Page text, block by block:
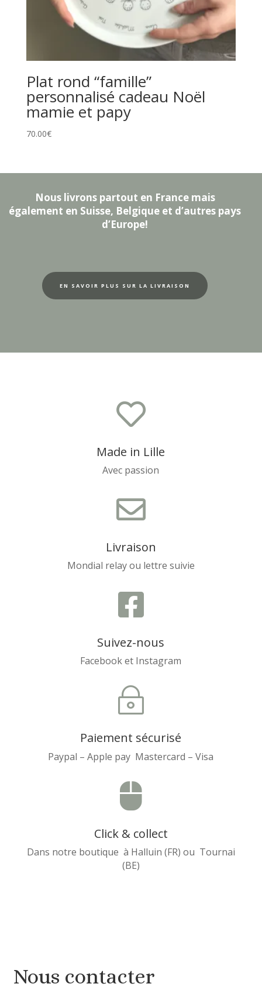
Plat rond “famille”
personnalisé cadeau Noël
mamie et papy
70.00€
Nous livrons partout en France mais
également en Suisse, Belgique et d’autres pays
d’Europe!
EN SAVOIR PLUS SUR LA LIVRAISON

Made in Lille
Avec passion

Livraison
Mondial relay ou lettre suivie

Suivez-nous
Facebook et Instagram
~
Paiement sécurisé
Paypal – Apple pay Mastercard – Visa

Click & collect
Dans notre boutique à Halluin (FR) ou Tournai
(BE)
Nous contacter